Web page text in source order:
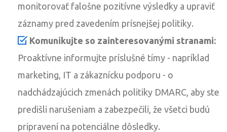
monitorovať falošne pozitívne výsledky a upraviť
záznamy pred zavedením prísnejšej politiky.
Komunikujte so zainteresovanými stranami:
Proaktívne informujte príslušné tímy - napríklad
marketing, IT a zákaznícku podporu - o
nadchádzajúcich zmenách politiky DMARC, aby ste
predišli narušeniam a zabezpečili, že všetci budú
pripravení na potenciálne dôsledky.